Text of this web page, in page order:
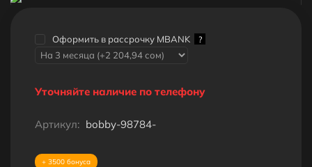
Оформить в рассрочку MBANK ?
Уточняйте наличие по телефону
Артикул: bobby-98784-
+ 3500 бонуса